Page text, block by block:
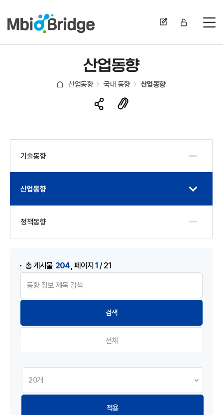
전
산업동향
산업동향 국내 동향 산업동향
기술동향
산업동향
정책동향
총 게시물 204 ,페이지1/ 21
전체
적용